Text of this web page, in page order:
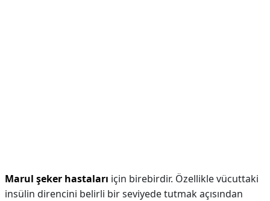
Marul şeker hastaları için birebirdir. Özellikle vücuttaki
insülin direncini belirli bir seviyede tutmak açısından